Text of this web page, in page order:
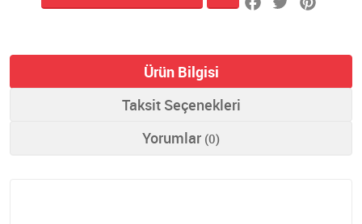
Ürün Bilgisi
Taksit Seçenekleri
Yorumlar (0)